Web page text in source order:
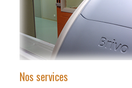
Nos services